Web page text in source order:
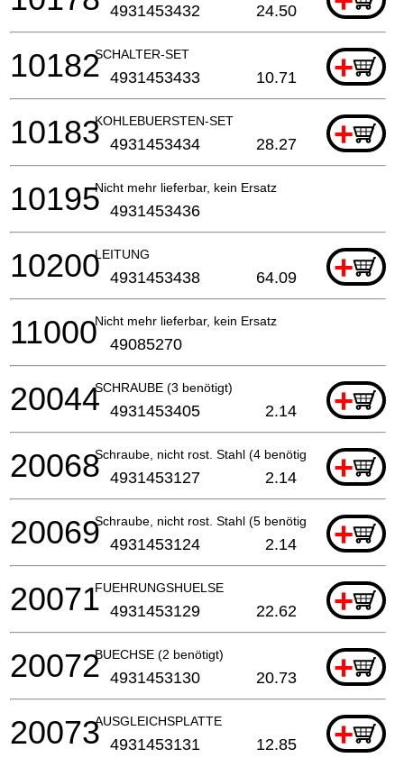
4931453432 24.50
SCHALTER-SET +
10182 4931453433 10.71
KOHLEBUERSTEN-SET +
10183 4931453434 28.27
Nicht mehr lieferbar, kein Ersatz
10195 4931453436
LEITUNG +
10200 4931453438 64.09
Nicht mehr lieferbar, kein Ersatz
11000 49085270
SCHRAUBE (3 benötigt) +
20044 4931453405 2.14
Schraube, nicht rost. Stahl (4 benötigt) +
20068 4931453127 2.14
Schraube, nicht rost. Stahl (5 benötigt) +
20069 4931453124 2.14
FUEHRUNGSHUELSE +
20071 4931453129 22.62
BUECHSE (2 benötigt) +
20072 4931453130 20.73
AUSGLEICHSPLATTE +
20073 4931453131 12.85